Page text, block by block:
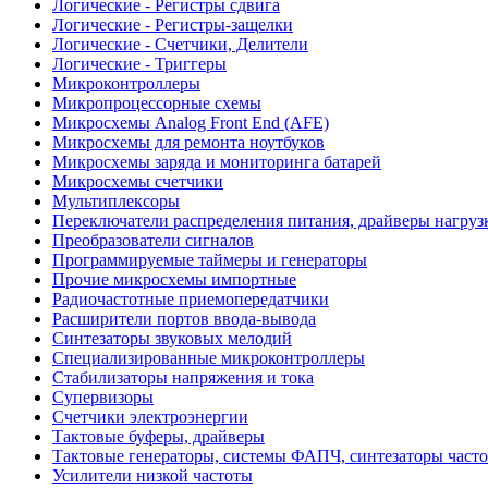
Логические - Регистры сдвига
Логические - Регистры-защелки
Логические - Счетчики, Делители
Логические - Триггеры
Микроконтроллеры
Микропроцессорные схемы
Микросхемы Analog Front End (AFE)
Микросхемы для ремонта ноутбуков
Микросхемы заряда и мониторинга батарей
Микросхемы счетчики
Мультиплексоры
Переключатели распределения питания, драйверы
Преобразователи сигналов
Программируемые таймеры и генераторы
Прочие микросхемы импортные
Радиочастотные приемопередатчики
Расширители портов ввода-вывода
Синтезаторы звуковых мелодий
Специализированные микроконтроллеры
Стабилизаторы напряжения и тока
Супервизоры
Счетчики электроэнергии
Тактовые буферы, драйверы
Тактовые генераторы, системы ФАПЧ, синтезаторы
Усилители низкой частоты